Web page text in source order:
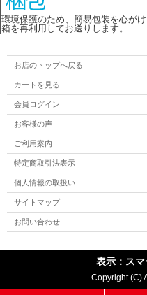
環境保護のため、簡易包装を心が
箱を再利用してお送りします。
お店のトップへ戻る
カートを見る
会員ログイン
お客様の声
ご利用案内
特定商取引法表示
個人情報の取扱い
サイトマップ
お問い合わせ
表示：スマ
Copyright (C)